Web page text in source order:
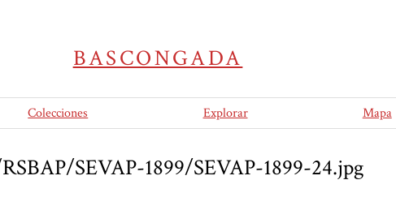
BASCONGADA
Colecciones Explorar Mapa
SEVAP-1899/SEVAP-1899-24.jpg